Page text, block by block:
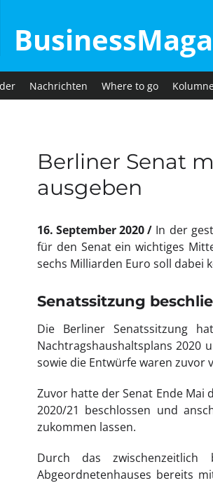
Nachrichten Where to go
Berliner Senat
ausgeben
16. September 2020
In der
für den Senat ein wichtiges
sechs Milliarden Euro soll dabei
Senatssitzung
Die Berliner Senatssitzung
Nachtragshaushaltsplans 2020
sowie die Entwürfe waren zuvor
Zuvor hatte der Senat Ende Mai
2020/21 beschlossen und
zukommen lassen.
Durch das zwischenzeitlich
Abgeordnetenhauses bereits